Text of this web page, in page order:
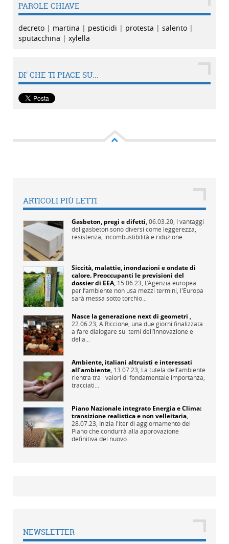
PAROLE CHIAVE
decreto | martina | pesticidi | protesta | salento |
sputacchina | xylella
DI' CHE TI PIACE SU...
ARTICOLI PIÙ LETTI
Gasbeton, pregi e difetti,06.03.20, I vantaggi
del gasbeton sono diversi come leggerezza,
resistenza, incombustibilità e riduzione...
Siccità, malattie, inondazioni e ondate di
calore. Preoccupanti le previsioni del
dossier di EEA, 15.06.23, L’Agenzia europea
per l’ambiente non usa mezzi termini, l'Europa
sarà messa sotto torchio...
Nasce la generazione next di geometri ,
22.06.23, A Riccione, una due giorni finalizzata
a fare dialogare sui temi dell’innovazione e
della...
Ambiente, italiani altruisti e interessati
all’ambiente, 13.07.23, La tutela dell’ambiente
rientra tra i valori di fondamentale importanza,
tracciati...
Piano Nazionale integrato Energia e Clima:
transizione realistica e non velleitaria,
28.07.23, Inizia l'iter di aggiornamento del
Piano che condurrà alla approvazione
definitiva del nuovo...
NEWSLETTER